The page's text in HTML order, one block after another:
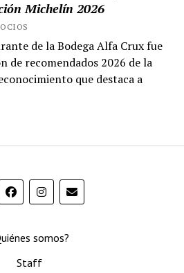
Michelín 2026
de la Bodega Alfa Crux fue
de recomendados 2026 de la
que destaca a
somos?
Staff